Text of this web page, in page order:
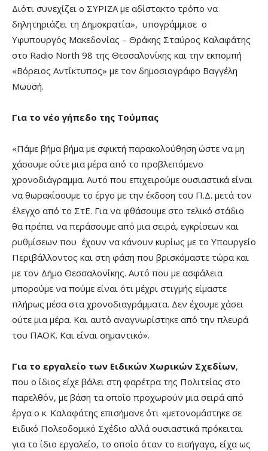
Διότι συνεχίζει ο ΣΥΡΙΖΑ με αδίστακτο τρόπο να
δηλητηριάζει τη Δημοκρατία», υπογράμμισε ο
Υφυπουργός Μακεδονίας – Θράκης Σταύρος Καλαφάτης
στο Radio North 98 της Θεσσαλονίκης και την εκπομπή
«Βόρειος Αντίκτυπος» με τον δημοσιογράφο Βαγγέλη
Μωϋσή.
Για το νέο γήπεδο της Τούμπας
«Πάμε βήμα βήμα με σφικτή παρακολούθηση ώστε να μη
χάσουμε ούτε μια μέρα από το προβλεπόμενο
χρονοδιάγραμμα. Αυτό που επιχειρούμε ουσιαστικά είναι
να θωρακίσουμε το έργο με την έκδοση του Π.Δ. μετά τον
έλεγχο από το ΣτΕ. Για να φθάσουμε στο τελικό στάδιο
θα πρέπει να περάσουμε από μια σειρά, εγκρίσεων και
ρυθμίσεων που έχουν να κάνουν κυρίως με το Υπουργείο
Περιβάλλοντος και στη φάση που βρισκόμαστε τώρα και
με τον Δήμο Θεσσαλονίκης. Αυτό που με ασφάλεια
μπορούμε να πούμε είναι ότι μέχρι στιγμής είμαστε
πλήρως μέσα στα χρονοδιαγράμματα. Δεν έχουμε χάσει
ούτε μια μέρα. Και αυτό αναγνωρίστηκε από την πλευρά
του ΠΑΟΚ. Και είναι σημαντικό».
Για το εργαλείο των Ειδικών Χωρικών Σχεδίων,
που ο ίδιος είχε βάλει στη φαρέτρα της Πολιτείας στο
παρελθόν, με βάση τα οποίο προχωρούν μια σειρά από
έργα ο κ. Καλαφάτης επισήμανε ότι «μετονομάστηκε σε
Ειδικό Πολεοδομικό Σχέδιο αλλά ουσιαστικά πρόκειται
για το ίδιο εργαλείο, το οποίο όταν το εισήγαγα, είχα ως